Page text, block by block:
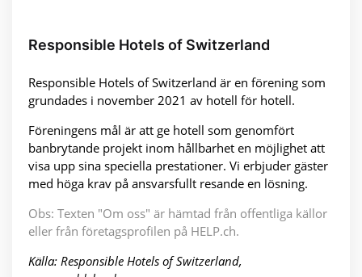
Responsible Hotels of Switzerland
Responsible Hotels of Switzerland är en förening som
grundades i november 2021 av hotell för hotell.
Föreningens mål är att ge hotell som genomfört
banbrytande projekt inom hållbarhet en möjlighet att
visa upp sina speciella prestationer. Vi erbjuder gäster
med höga krav på ansvarsfullt resande en lösning.
Obs: Texten "Om oss" är hämtad från offentliga källor
eller från företagsprofilen på HELP.ch.
Källa: Responsible Hotels of Switzerland,